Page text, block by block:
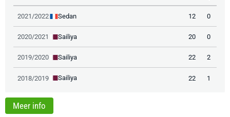
2021/2022 Sedan 12 0
2020/2021 Sailiya 20 0
2019/2020 Sailiya 22 2
2018/2019 Sailiya 22 1
Meer info